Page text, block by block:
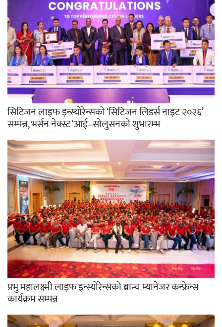
सिटिजन लाइफ इन्स्योरेन्सको ‘सिटिजन लिडर्स नाइट २०२६’
सम्पन्न, भर्सन नेक्स्ट ‘आई–सोलुसनको शुभारम्भ
प्रभु महालक्ष्मी लाइफ इन्स्योरेन्सको ब्रान्च म्यानेजर कन्फ्रेन्स
कार्यक्रम सम्पन्न